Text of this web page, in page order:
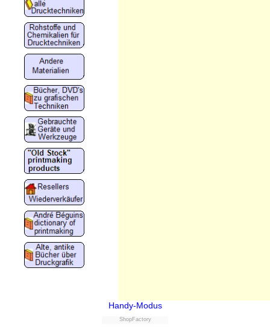
Handy-Modus
ShopFactory